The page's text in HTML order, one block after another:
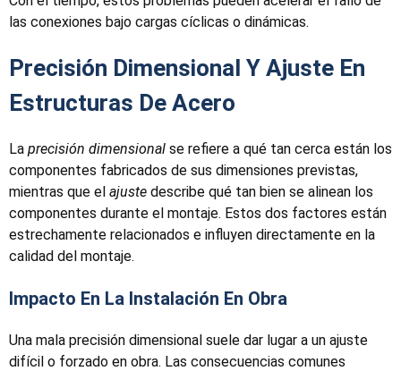
las conexiones bajo cargas cíclicas o dinámicas.
Precisión Dimensional Y Ajuste En
Estructuras De Acero
La precisión dimensional se refiere a qué tan cerca están los
componentes fabricados de sus dimensiones previstas,
mientras que el ajuste describe qué tan bien se alinean los
componentes durante el montaje. Estos dos factores están
estrechamente relacionados e influyen directamente en la
calidad del montaje.
Impacto En La Instalación En Obra
Una mala precisión dimensional suele dar lugar a un ajuste
difícil o forzado en obra. Las consecuencias comunes